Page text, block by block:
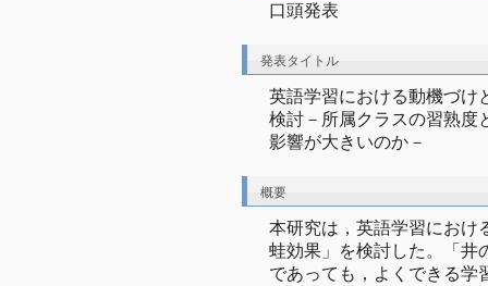
口頭発表
発表タイトル
英語学習における動機づけ
検討－所属クラスの習熟度
影響が大きいのか－
概要
本研究は，英語学習におけ
蛙効果」を検討した。「井
であっても，よくできる学